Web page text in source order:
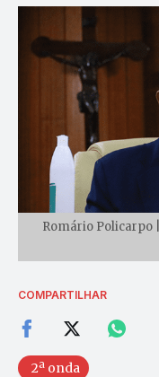
Romário Policarpo
COMPARTILHAR
2ª onda